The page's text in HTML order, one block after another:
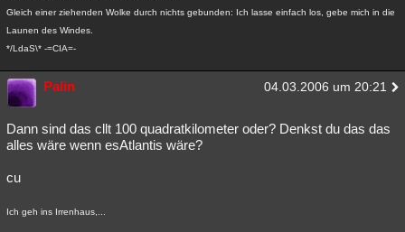
Gleich einer ziehenden Wolke durch nichts gebunden: Ich lasse einfach los, gebe mich in die
Launen des Windes.
*/LdaS\* -=CIA=-
Palin 04.03.2006 um 20:21
Dann sind das cllt 100 quadratkilometer oder? Denkst du das das
alles wäre wenn esAtlantis wäre?
cu
Ich geh ins Irrenhaus,...